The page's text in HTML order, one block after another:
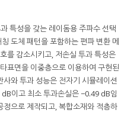
특성을 갖는 레이돔용 주파수 선택
도체 패턴을 포함하는 편파 변환 메
를 감소시키고, 저손실 투과 특성은
표면을 이중층으로 이용하여 구현된
와 투과 성능은 전자기 시뮬레이션
이고 최소 투과손실은 −0.49 dB임
으로 제작되고, 복합소재와 적층하